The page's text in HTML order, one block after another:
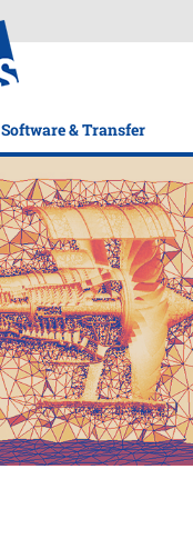
Software & Transfer